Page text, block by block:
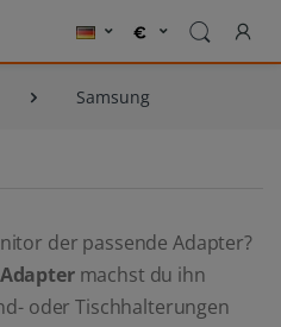
Samsung
der passende Adapter?
Adaptermachst du ihn
oder Tischhalterungen